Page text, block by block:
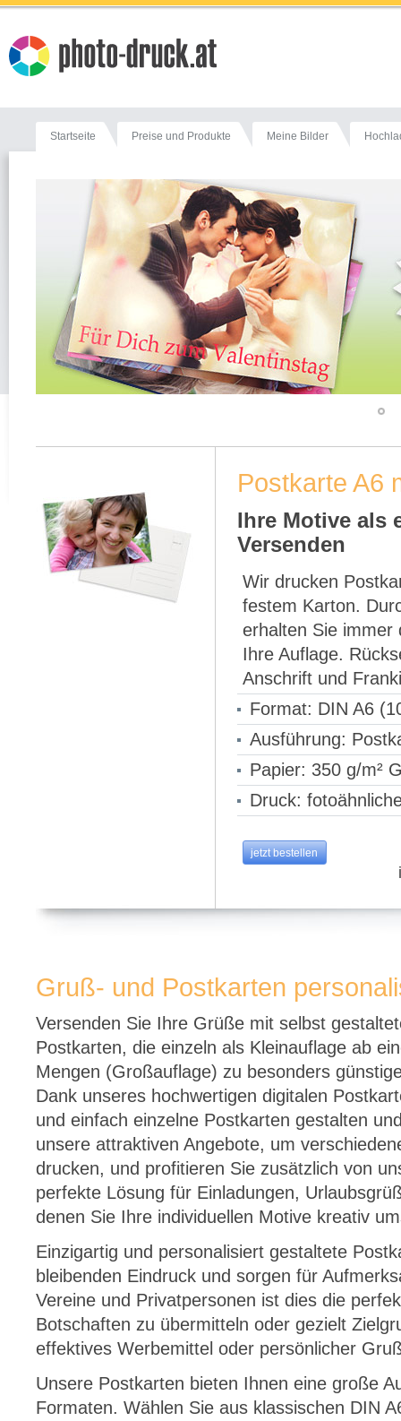
Startseite Preise und Produkte Meine Bilder
Postkarte A6
Ihre Motive als
Versenden
Wir drucken
festem Karton.
erhalten Sie immer
Ihre Auflage.
Anschrift und
Format: DIN A6
Ausführung:
Papier: 350 g/m²
Druck:
jetzt bestellen
Gruß- und Postkarten
Versenden Sie Ihre Grüße mit selbst
Postkarten, die einzeln als Kleinauflage ab
Mengen (Großauflage) zu besonders
Dank unseres hochwertigen digitalen
und einfach einzelne Postkarten gestalten
unsere attraktiven Angebote, um
drucken, und profitieren Sie zusätzlich von
perfekte Lösung für Einladungen,
denen Sie Ihre individuellen Motive kreativ
Einzigartig und personalisiert gestaltete
bleibenden Eindruck und sorgen für
Vereine und Privatpersonen ist dies die
Botschaften zu übermitteln oder gezielt
effektives Werbemittel oder persönlicher
Unsere Postkarten bieten Ihnen eine große
Formaten. Wählen Sie aus klassischen DIN